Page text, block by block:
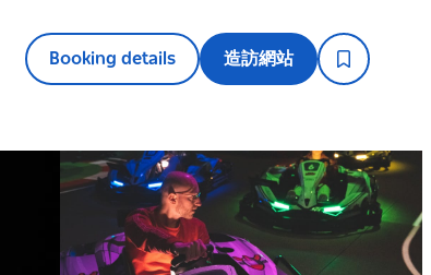
Booking details 造訪網站